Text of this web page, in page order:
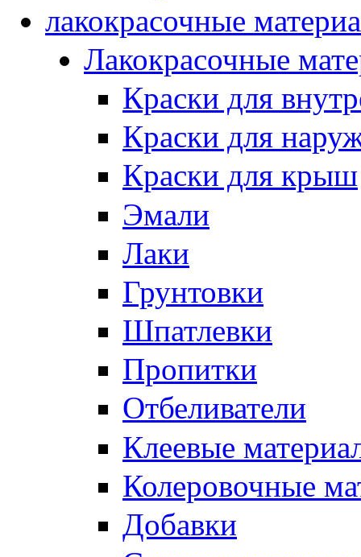
лакокрасочные
Лакокрасочные
Краски для
Краски для
Краски для крыш
Эмали
Лаки
Грунтовки
Шпатлевки
Пропитки
Отбеливатели
Клеевые
Колеровочные
Добавки